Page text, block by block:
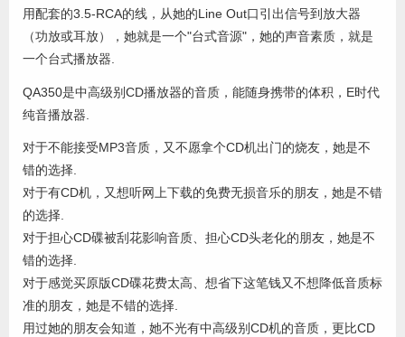
用配套的3.5-RCA的线，从她的Line Out口引出信号到放大器
（功放或耳放），她就是一个"台式音源"，她的声音素质，就是
一个台式播放器.
QA350是中高级别CD播放器的音质，能随身携带的体积，E时代
纯音播放器.
对于不能接受MP3音质，又不愿拿个CD机出门的烧友，她是不
错的选择.
对于有CD机，又想听网上下载的免费无损音乐的朋友，她是不错
的选择.
对于担心CD碟被刮花影响音质、担心CD头老化的朋友，她是不
错的选择.
对于感觉买原版CD碟花费太高、想省下这笔钱又不想降低音质标
准的朋友，她是不错的选择.
用过她的朋友会知道，她不光有中高级别CD机的音质，更比CD